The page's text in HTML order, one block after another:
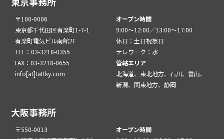
〒100-0006
東京都千代田区有楽町1-7-1
有楽町電気ビル南館2F
TEL：03-3218-0355
FAX：03-3218-0655
info[at]tattky.com
オープン時間
9:00～12:00／13:00～17:00
休日：土日祝祭日
テレワーク：水
管轄エリア
北海道、東北地方、石川、富山、
新潟、関東地方、静岡
大阪事務所
〒550-0013
オープン時間